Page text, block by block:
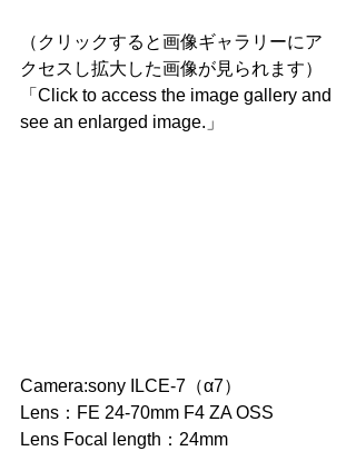
（クリックすると画像ギャラリーにア
クセスし拡大した画像が見られます）
「Click to access the image gallery and
see an enlarged image.」
Camera:sony ILCE-7（α7）
Lens：FE 24-70mm F4 ZA OSS
Lens Focal length：24mm